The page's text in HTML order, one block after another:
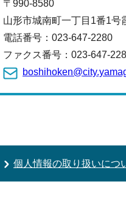
〒990-8580
山形市城南町一丁目1番1号
電話番号： 023-647-2280
ファクス番号：023-647-
個人情報の取り扱いにつ